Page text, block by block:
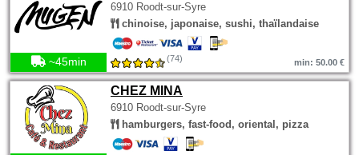
6910 Roodt-sur-Syre
chinoise, japonaise, sushi, thaïlandaise
~45min (74) min: 50.00 €
CHEZ MINA
6910 Roodt-sur-Syre
hamburgers, fast-food, oriental, pizza